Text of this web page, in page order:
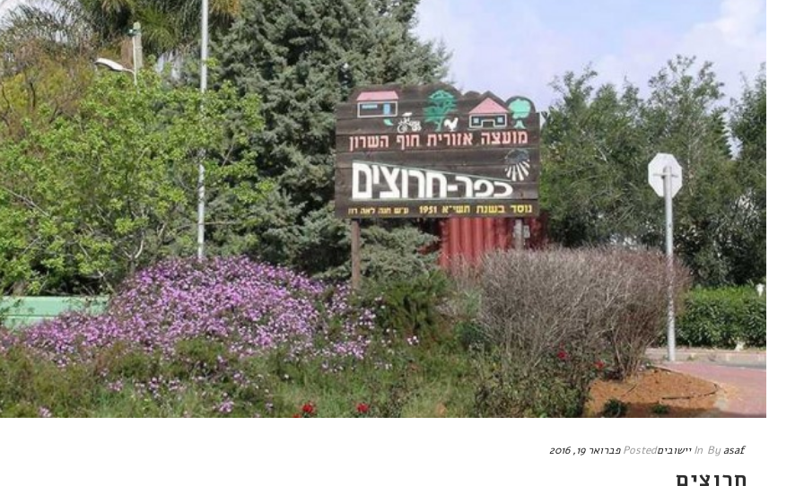
Byasaf
In יישוביםPosted פברואר 19, 2016
חרוצים